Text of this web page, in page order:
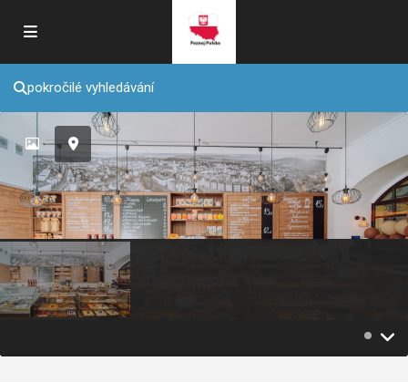
pokročilé vyhledávání